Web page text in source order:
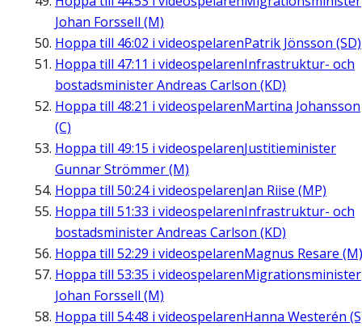
Johan Forssell (M)
Hoppa till 46:02 i videospelarenPatrik Jönsson (SD)
Hoppa till 47:11 i videospelarenInfrastruktur- och
bostadsminister Andreas Carlson (KD)
Hoppa till 48:21 i videospelarenMartina Johansson
(C)
Hoppa till 49:15 i videospelarenJustitieminister
Gunnar Strömmer (M)
Hoppa till 50:24i videospelarenJan Riise (MP)
Hoppa till 51:33 i videospelarenInfrastruktur- och
bostadsminister Andreas Carlson (KD)
Hoppa till 52:29 i videospelarenMagnus Resare (M)
Hoppa till 53:35 i videospelarenMigrationsminister
Johan Forssell (M)
Hoppa till 54:48 i videospelarenHanna Westerén